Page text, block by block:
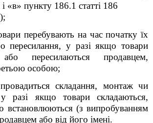
«в» пункту 186.1 статті 186
перебувають на час початку їх
пересилання, у разі якщо товари
або пересилаються продавцем,
особою;
складання, монтаж чи
у разі якщо товари складаються,
встановлюються (з випробуванням
або від його імені.